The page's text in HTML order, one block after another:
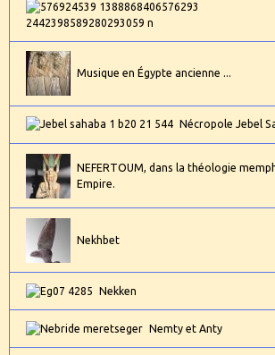
Musique en Égypte ancienne ...
Nécropole Jebel
NEFERTOUM, dans la théologie
Empire.
Nekhbet
Nekken
Nemty et Anty